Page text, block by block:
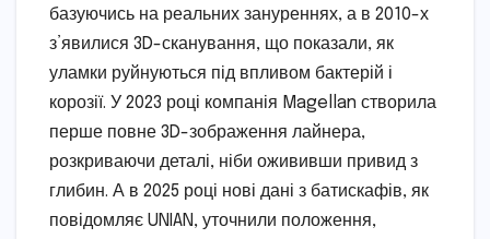
базуючись на реальних зануреннях, а в 2010-х
з’явилися 3D-сканування, що показали, як
уламки руйнуються під впливом бактерій і
корозії. У 2023 році компанія Magellan створила
перше повне 3D-зображення лайнера,
розкриваючи деталі, ніби ожививши привид з
глибин. А в 2025 році нові дані з батискафів, як
повідомляє UNIAN, уточнили положення,